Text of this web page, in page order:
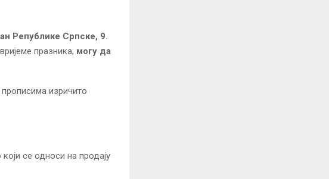
Републике Српске, 9.
празника, могу да
изричито
се односи на продају